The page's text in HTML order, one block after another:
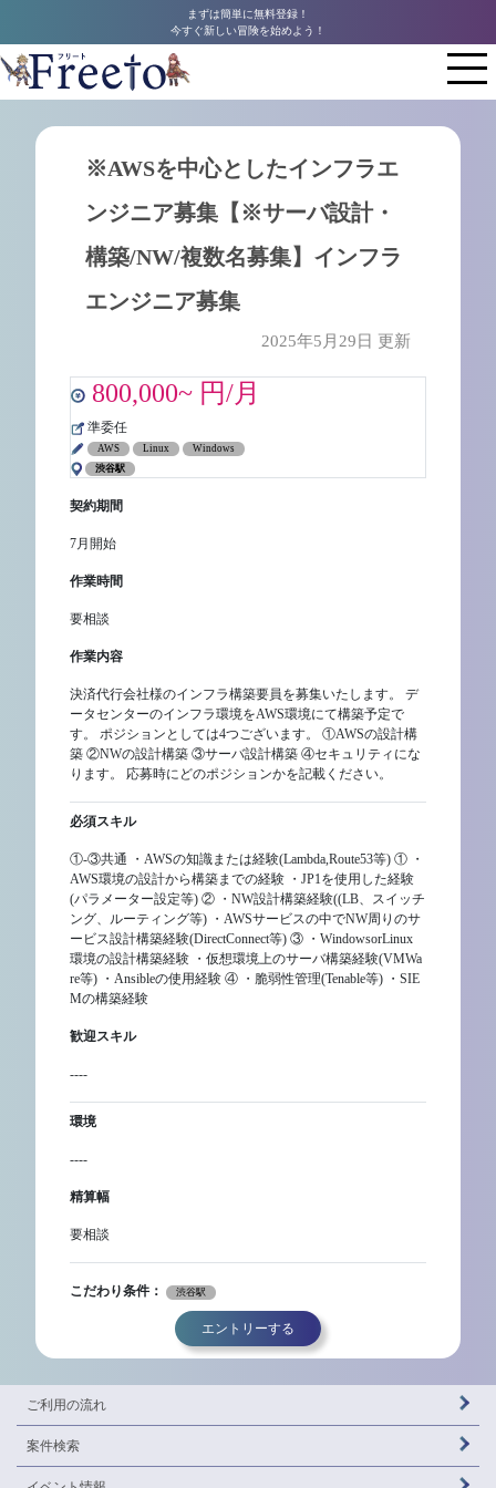
まずは簡単に無料登録！
今すぐ新しい冒険を始めよう！
※AWSを中心としたインフラエ
ンジニア募集【※サーバ設計・
構築/NW/複数名募集】インフラ
エンジニア募集
2025年5月29日 更新
800,000~ 円/月
準委任
AWS Linux
Windows
渋谷駅
契約期間
7月開始
作業時間
要相談
作業内容
決済代行会社様のインフラ構築要員を募集いたします。 デ
ータセンターのインフラ環境をAWS環境にて構築予定で
す。 ポジションとしては4つございます。 ①AWSの設計構
築 ②NWの設計構築 ③サーバ設計構築 ④セキュリティにな
ります。 応募時にどのポジションかを記載ください。
必須スキル
①-③共通 ・AWSの知識または経験(Lambda,Route53等) ① ・
AWS環境の設計から構築までの経験 ・JP1を使用した経験
(パラメーター設定等) ② ・NW設計構築経験((LB、スイッチ
ング、ルーティング等) ・AWSサービスの中でNW周りのサ
ービス設計構築経験(DirectConnect等) ③ ・WindowsorLinux
環境の設計構築経験 ・仮想環境上のサーバ構築経験(VMWa
re等) ・Ansibleの使用経験 ④ ・脆弱性管理(Tenable等) ・SIE
Mの構築経験
歓迎スキル
----
環境
----
精算幅
要相談
こだわり条件： 渋谷駅
エントリーする
ご利用の流れ
案件検索